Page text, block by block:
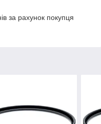
за рахунок покупця